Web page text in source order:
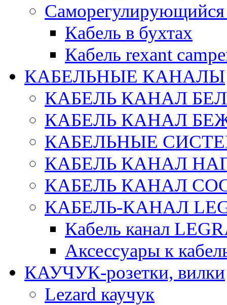
Саморегулирующийся
Кабель в бухтах
Кабель rexant
КАБЕЛЬНЫЕ КАНАЛЫ
КАБЕЛЬ КАНАЛ
КАБЕЛЬ КАНАЛ
КАБЕЛЬНЫЕ
КАБЕЛЬ КАНАЛ
КАБЕЛЬ КАНАЛ
КАБЕЛЬ-КАНАЛ
Кабель канал
Аксессуары к
КАУЧУК-розетки, вилки
Lezard каучук